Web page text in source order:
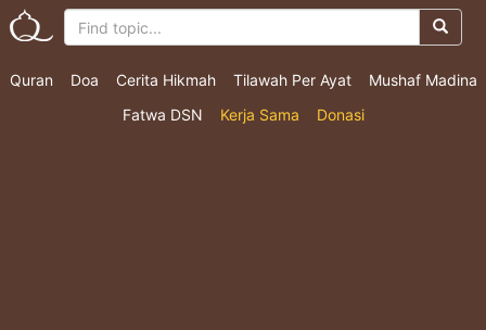
Quran Doa Cerita Hikmah Tilawah Per Ayat
Mushaf Madina
Fatwa DSN
Kerja Sama Donasi